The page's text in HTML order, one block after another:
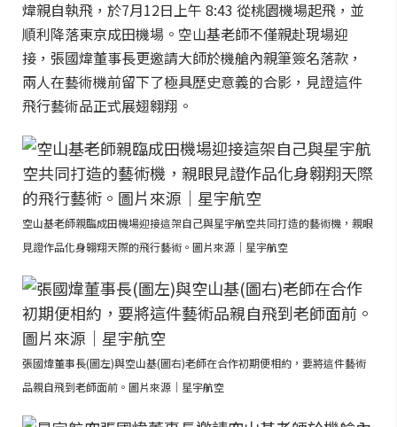
煒親自執飛，於7月12日上午 8:43 從桃園機場起飛，並
順利降落東京成田機場。空山基老師不僅親赴現場迎
接，張國煒董事長更邀請大師於機艙內親筆簽名落款，
兩人在藝術機前留下了極具歷史意義的合影，見證這件
飛行藝術品正式展翅翱翔。
空山基老師親臨成田機場迎接這架自己與星宇航空共同打造的藝術機，親眼
見證作品化身翱翔天際的飛行藝術。圖片來源｜星宇航空
張國煒董事長(圖左)與空山基(圖右)老師在合作初期便相約，要將這件藝術
品親自飛到老師面前。圖片來源｜星宇航空